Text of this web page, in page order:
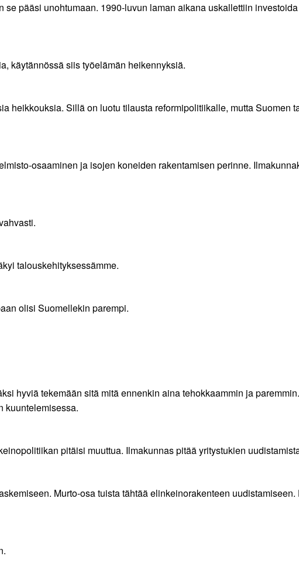
pääsi unohtumaan. 1990-luvun laman aikana uskallettiin
käytännössä siis työelämän heikennyksiä.
heikkouksia. Sillä on luotu tilausta reformipolitiikalle, mutta Suomen
osaaminen ja isojen koneiden rakentamisen perinne.
talouskehityksessämme.
olisi Suomellekin parempi.
hyviä tekemään sitä mitä ennenkin aina tehokkaammin ja
kuuntelemisessa.
pitäisi muuttua. Ilmakunnas pitää yritystukien
Murto-osa tuista tähtää elinkeinorakenteen